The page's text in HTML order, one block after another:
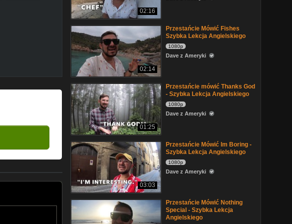
02:16
02:14
Przestańcie Mówić Fishes
Szybka Lekcja Angielskiego
1080p
Dave z Ameryki
01:25
Przestańcie mówić Thanks God
- Szybka Lekcja Angielskiego
1080p
Dave z Ameryki
03:03
Przestańcie Mówić Im Boring -
Szybka Lekcja Angielskiego
1080p
Dave z Ameryki
Przestańcie Mówić Nothing
Special - Szybka Lekcja
Angielskiego